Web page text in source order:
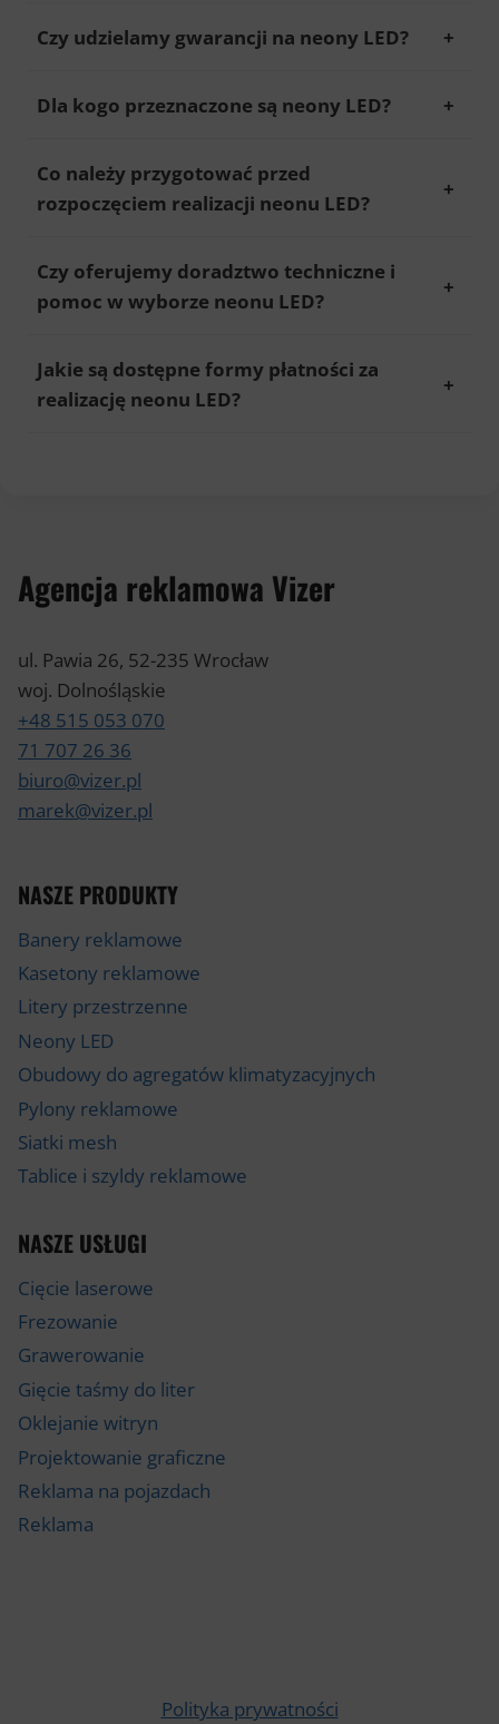
Czy udzielamy gwarancji na neony LED?
Dla kogo przeznaczone są neony LED?
Co należy przygotować przed
rozpoczęciem realizacji neonu LED?
Czy oferujemy doradztwo techniczne i
pomoc w wyborze neonu LED?
Jakie są dostępne formy płatności za
realizację neonu LED?
Agencja reklamowa Vizer
ul. Pawia 26, 52-235 Wrocław
woj. Dolnośląskie
+48 515 053 070
71 707 26 36
biuro@vizer.pl
marek@vizer.pl
NASZE PRODUKTY
Banery reklamowe
Kasetony reklamowe
Litery przestrzenne
Neony LED
Obudowy do agregatów klimatyzacyjnych
Pylony reklamowe
Siatki mesh
Tablice i szyldy reklamowe
NASZE USŁUGI
Cięcie laserowe
Frezowanie
Grawerowanie
Gięcie taśmy do liter
Oklejanie witryn
Projektowanie graficzne
Reklama na pojazdach
Reklama
Polityka prywatności